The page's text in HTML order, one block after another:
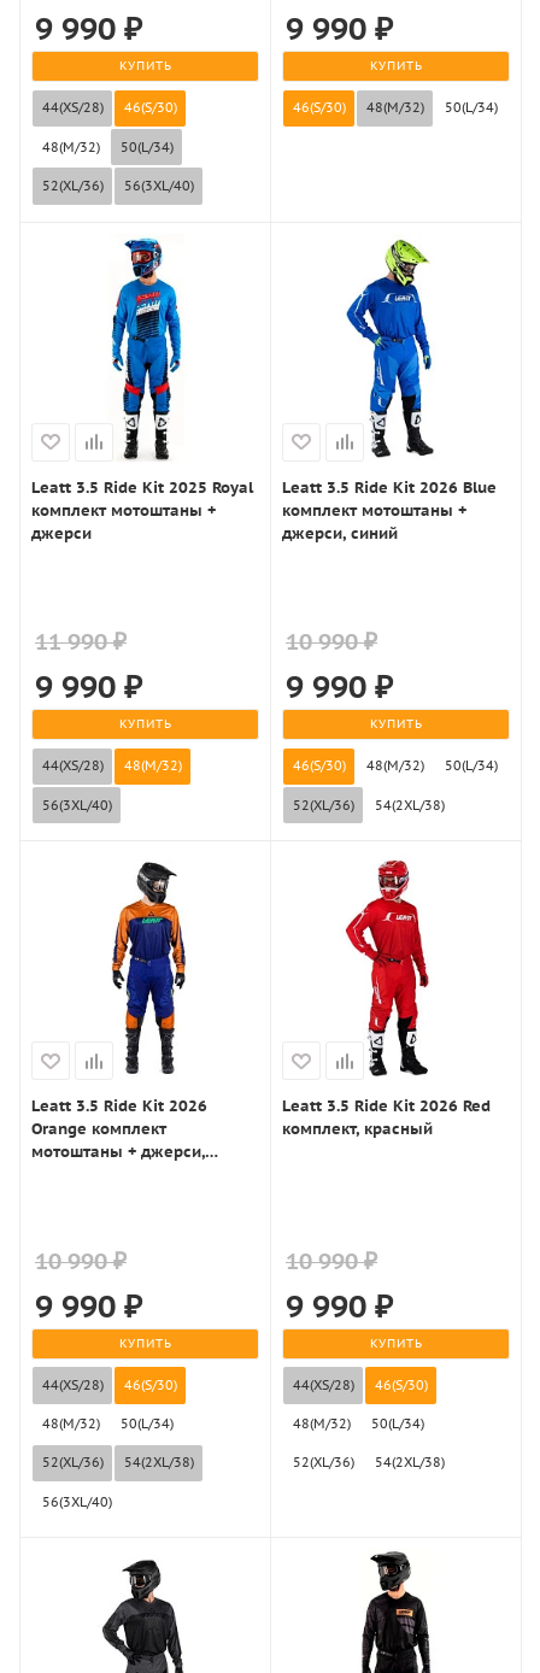
9 990 ₽
КУПИТЬ
44(XS/28) 46(S/30)
48(M/32) 50(L/34)
52(XL/36) 56(3XL/40)
9 990 ₽
КУПИТЬ
46(S/30) 48(M/32) 50(L/34)
Leatt 3.5 Ride Kit 2025 Royal
комплект мотоштаны +
джерси
11 990 ₽
9 990 ₽
КУПИТЬ
44(XS/28) 48(M/32)
56(3XL/40)
Leatt 3.5 Ride Kit 2026 Blue
комплект мотоштаны +
джерси, синий
10 990 ₽
9 990 ₽
КУПИТЬ
46(S/30) 48(M/32) 50(L/34)
52(XL/36) 54(2XL/38)
Leatt 3.5 Ride Kit 2026
Orange комплект
мотоштаны + джерси,
10 990 ₽
9 990 ₽
КУПИТЬ
44(XS/28) 46(S/30)
48(M/32) 50(L/34)
52(XL/36) 54(2XL/38)
56(3XL/40)
Leatt 3.5 Ride Kit 2026 Red
комплект, красный
10 990 ₽
9 990 ₽
КУПИТЬ
44(XS/28) 46(S/30)
48(M/32) 50(L/34)
52(XL/36) 54(2XL/38)